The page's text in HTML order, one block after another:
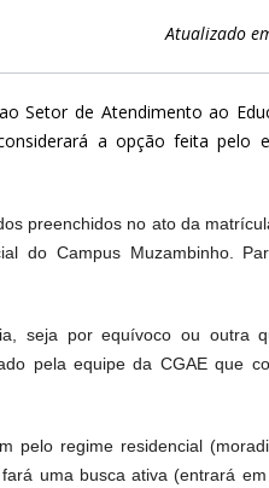
Atualizado
Setor de Atendimento ao
a opção feita pelo
preenchidos no ato da
do Campus Muzambinho.
seja por equívoco ou outra
pela equipe da CGAE que
pelo regime residencial
uma busca ativa (entrará